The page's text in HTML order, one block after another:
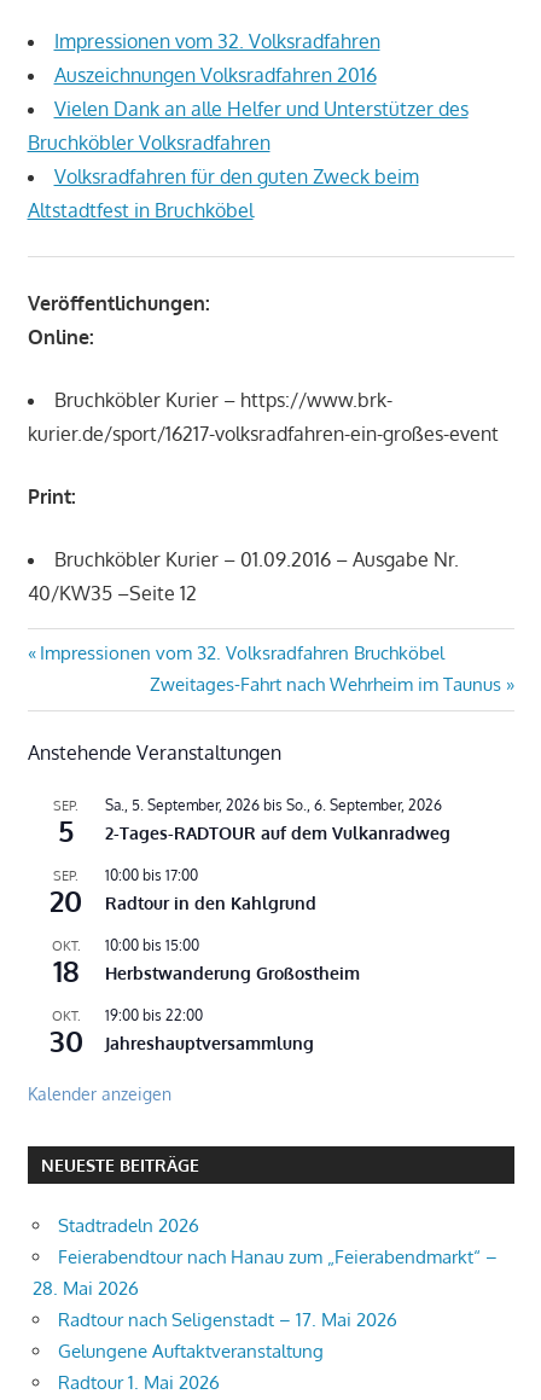
Impressionen vom 32. Volksradfahren
Auszeichnungen Volksradfahren 2016
Vielen Dank an alle Helfer und Unterstützer des
Bruchköbler Volksradfahren
Volksradfahren für den guten Zweck beim
Altstadtfest in Bruchköbel
Veröffentlichungen:
Online:
Bruchköbler Kurier – https://www.brk-
kurier.de/sport/16217-volksradfahren-ein-großes-event
Print:
Bruchköbler Kurier – 01.09.2016 – Ausgabe Nr.
40/KW35 –Seite 12
Beitragsnavigation
Vorheriger
Impressionen vom 32. Volksradfahren Bruchköbel
Nächster
Beitrag:
Zweitages-Fahrt nach Wehrheim im Taunus
Anstehende Veranstaltungen
SEP.
5
Sa., 5. September, 2026bis So., 6. September, 2026
2-Tages-RADTOUR auf dem Vulkanradweg
SEP.
20
10:00bis 17:00
Radtour in den Kahlgrund
OKT.
18
10:00bis 15:00
Herbstwanderung Großostheim
OKT.
30
19:00bis 22:00
Jahreshauptversammlung
Kalender anzeigen
NEUESTE BEITRÄGE
Stadtradeln 2026
Feierabendtour nach Hanau zum „Feierabendmarkt“ –
28. Mai 2026
Radtour nach Seligenstadt – 17. Mai 2026
Gelungene Auftaktveranstaltung
Radtour 1. Mai 2026